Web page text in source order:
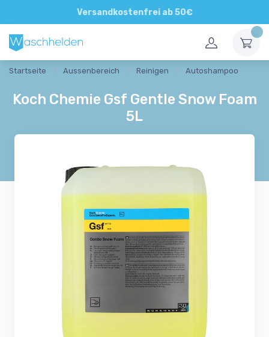
Versandkostenfrei ab 50€
Direkte und persönliche Beratung
Startseite Aussenbereich Reinigen Autoshampoo
Koch Chemie Gsf Gentle Snow Foam
5L